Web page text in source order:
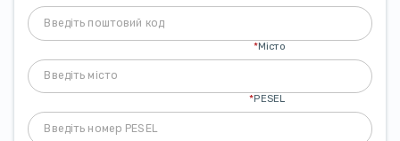
Місто
*
PESEL
*